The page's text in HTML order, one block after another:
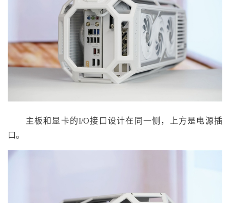
主板和显卡的I/O接口设计在同一侧，上方是电源插
口。